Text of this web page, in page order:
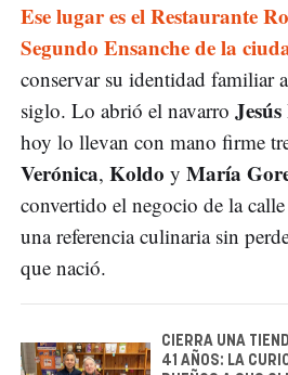
Ese lugar es el Restaurante
Segundo Ensanche de la
conservar su identidad familiar
siglo. Lo abrió el navarro
hoy lo llevan con mano firme
Verónica, Koldo y María
convertido el negocio de la calle
una referencia culinaria sin
que nació.
CIERRA UNA
41 AÑOS: LA